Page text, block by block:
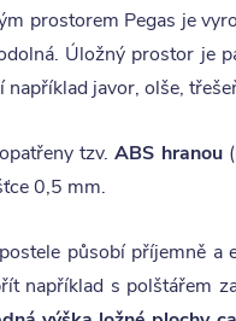
prostorem Pegas je
Úložný prostor je
například javor, olše,
tzv.ABS hranou
0,5 mm.
působí příjemně
například s polštářem